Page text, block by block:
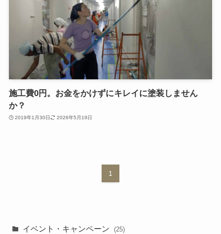
施工費0円。お金をかけずにキレイに塗装しません
か？
2019年1月30日 2026年5月19日
1
イベント・キャンペーン (25)